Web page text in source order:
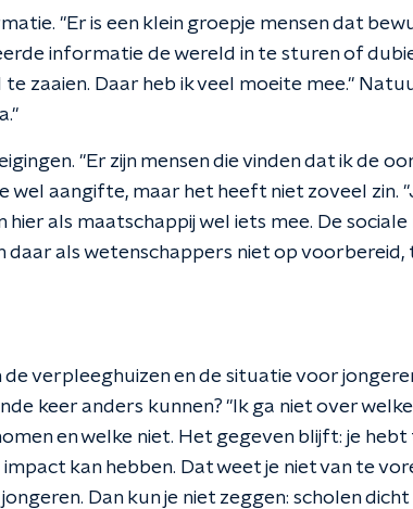
"Er is een klein groepje mensen dat
informatie de wereld in te sturen of
zaaien. Daar heb ik veel moeite mee."
"Er zijn mensen die vinden dat ik de
wel aangifte, maar het heeft niet zoveel zin.
als maatschappij wel iets mee. De sociale
daar als wetenschappers niet op voorbereid,
verpleeghuizen en de situatie voor
keer anders kunnen? "Ik ga niet over welke
en welke niet. Het gegeven blijft: je hebt
kan hebben. Dat weet je niet van te
Dan kun je niet zeggen: scholen